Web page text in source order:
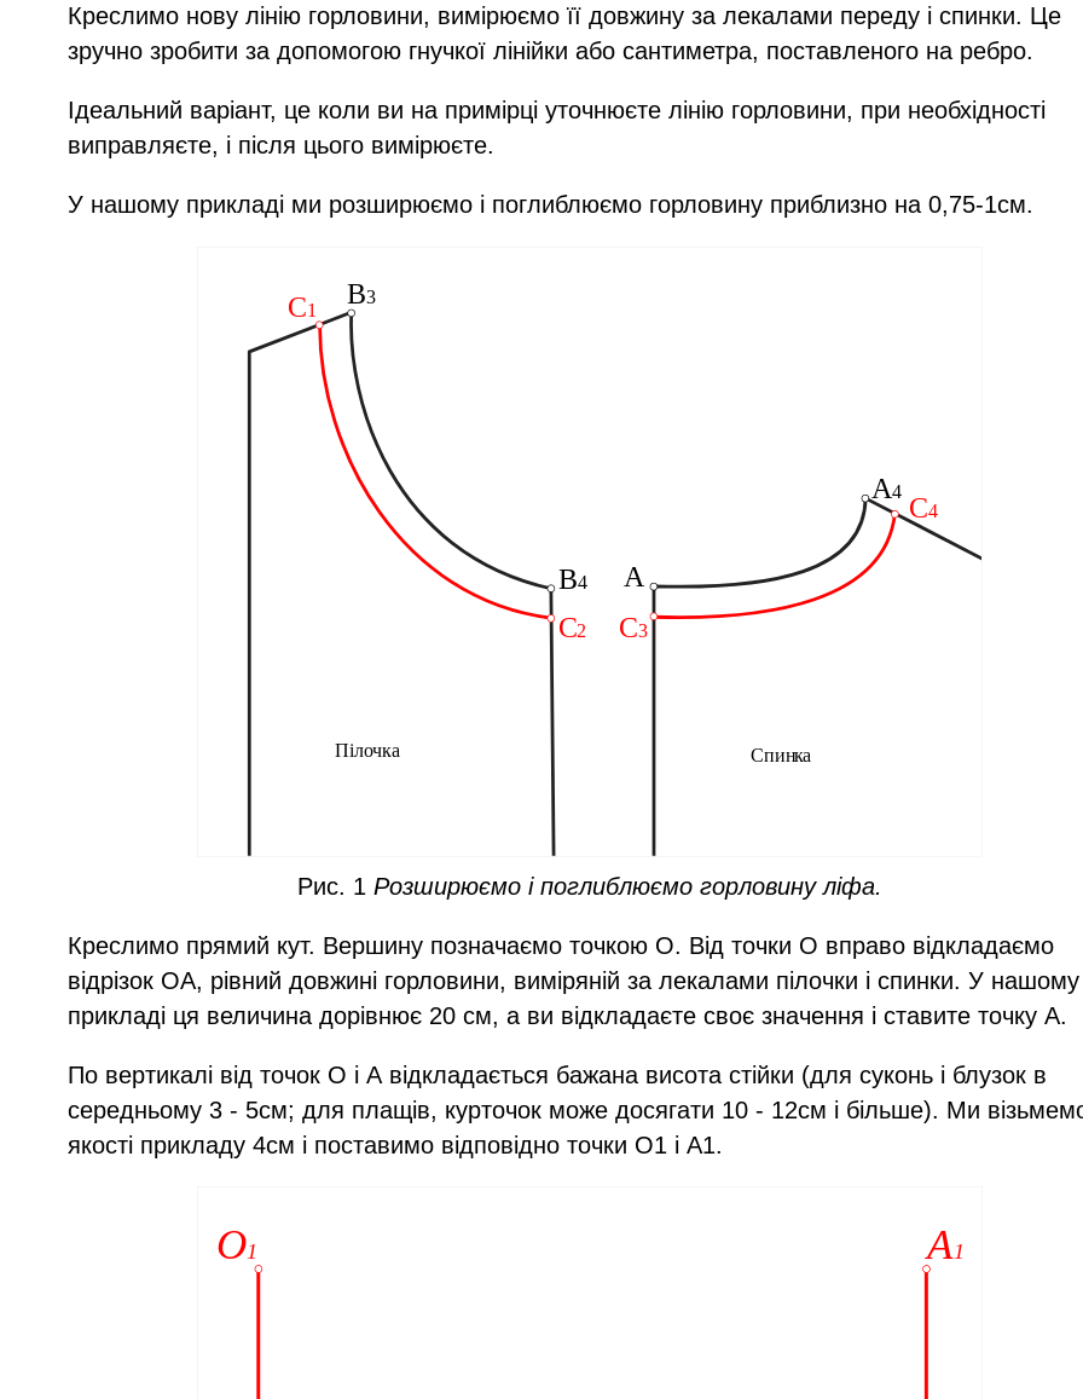
Креслимо нову лінію горловини, вимірюємо її довжину за лекалами переду і спинки. Це
зручно зробити за допомогою гнучкої лінійки або сантиметра, поставленого на ребро.
Ідеальний варіант, це коли ви на примірці уточнюєте лінію горловини, при необхідності
виправляєте, і після цього вимірюєте.
У нашому прикладі ми розширюємо і поглиблюємо горловину приблизно на 0,75-1см.
Рис. 1Розширюємо і поглиблюємо горловину ліфа.
Креслимо прямий кут. Вершину позначаємо точкою О. Від точки О вправо відкладаємо
відрізок ОА, рівний довжині горловини, виміряній за лекалами пілочки і спинки. У нашому
прикладі ця величина дорівнює 20 см, а ви відкладаєте своє значення і ставите точку А.
По вертикалі від точок О і А відкладається бажана висота стійки (для суконь і блузок в
середньому 3 - 5см; для плащів, курточок може досягати 10 - 12см і більше). Ми
якості прикладу 4см і поставимо відповідно точки О1 і А1.